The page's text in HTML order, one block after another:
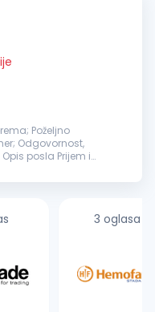
Poželjno
Odgovornost,
3 oglasa